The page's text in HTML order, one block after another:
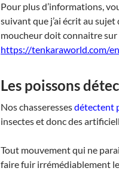
Pour plus d’informations,
suivant que j’ai écrit au
moucheur doit connaitre sur
https://tenkaraworld.com/
Les poissons
Nos chasseressesdétectent
insectes et donc des
Tout mouvement qui ne
faire fuir irrémédiablement